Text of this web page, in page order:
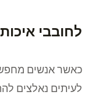
לחובבי איכות
כאשר אנשים
לעיתים נאלצים